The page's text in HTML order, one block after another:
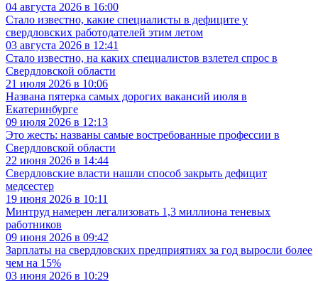
04 августа 2026 в 16:00
Стало известно, какие специалисты в дефиците у
свердловских работодателей этим летом
03 августа 2026 в 12:41
Стало известно, на каких специалистов взлетел спрос в
Свердловской области
21 июля 2026 в 10:06
Названа пятерка самых дорогих вакансий июля в
Екатеринбурге
09 июля 2026 в 12:13
Это жесть: названы самые востребованные профессии в
Свердловской области
22 июня 2026 в 14:44
Свердловские власти нашли способ закрыть дефицит
медсестер
19 июня 2026 в 10:11
Минтруд намерен легализовать 1,3 миллиона теневых
работников
09 июня 2026 в 09:42
Зарплаты на свердловских предприятиях за год выросли более
чем на 15%
03 июня 2026 в 10:29